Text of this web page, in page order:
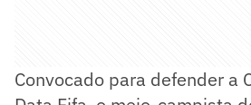
Convocado para defender a